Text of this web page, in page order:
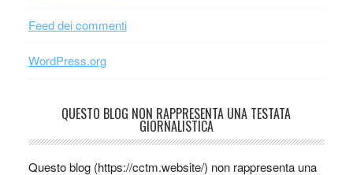
Feed dei commenti
WordPress.org
QUESTO BLOG NON RAPPRESENTA UNA TESTATA
GIORNALISTICA
Questo blog (https://cctm.website/) non rappresenta una